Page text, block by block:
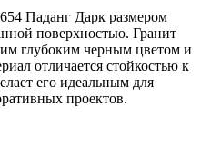
Паданг Дарк размером
поверхностью. Гранит
глубоким черным цветом и
отличается стойкостью к
его идеальным для
проектов.